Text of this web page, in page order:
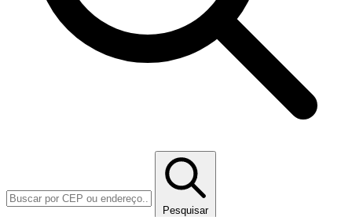
Pesquisar